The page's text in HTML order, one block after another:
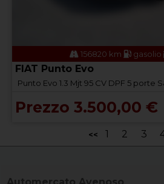
156820 km gasolio
FIAT Punto Evo
Punto Evo 1.3 Mjt 95 CV DPF 5 porte
Prezzo 3.500,00 €
<< 1 2 3